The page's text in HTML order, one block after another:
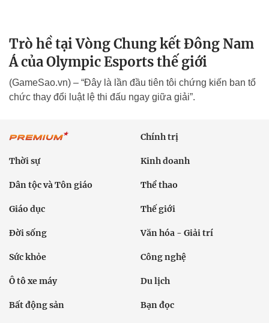
Trò hề tại Vòng Chung kết Đông Nam
Á của Olympic Esports thế giới
(GameSao.vn) – “Đây là lần đầu tiên tôi chứng kiến ban tổ
chức thay đổi luật lệ thi đấu ngay giữa giải”.
Chính trị
Thời sự Kinh doanh
Dân tộc và Tôn giáo Thể thao
Giáo dục Thế giới
Đời sống Văn hóa - Giải trí
Sức khỏe Công nghệ
Ô tô xe máy Du lịch
Bất động sản Bạn đọc